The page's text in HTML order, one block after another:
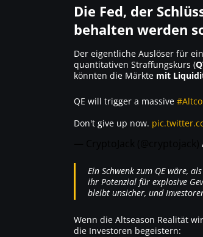
Die Fed, der
behalten werden
Der eigentliche Auslöser für
quantitativen Straffungskurs (
könnten die Märkte mit
QE will trigger a massive
Don't give up now.
Ein Schwenk zum QE wäre,
ihr Potenzial für explosive
bleibt unsicher, und
Wenn die Altseason Realität
die Investoren begeistern: